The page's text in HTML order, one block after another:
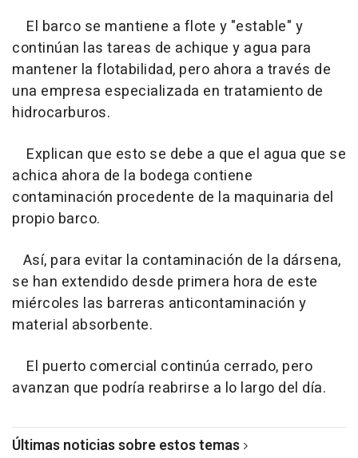
El barco se mantiene a flote y "estable" y
continúan las tareas de achique y agua para
mantener la flotabilidad, pero ahora a través de
una empresa especializada en tratamiento de
hidrocarburos.
Explican que esto se debe a que el agua que se
achica ahora de la bodega contiene
contaminación procedente de la maquinaria del
propio barco.
Así, para evitar la contaminación de la dársena,
se han extendido desde primera hora de este
miércoles las barreras anticontaminación y
material absorbente.
El puerto comercial continúa cerrado, pero
avanzan que podría reabrirse a lo largo del día.
Últimas noticias sobre estos temas